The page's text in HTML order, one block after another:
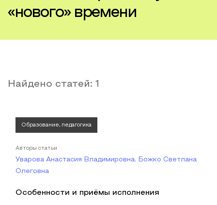
«нового» времени
Найдено статей: 1
Образование, педагогика
Авторы статьи
Уварова Анастасия Владимировна, Божко Светлана
Олеговна
Особенности и приёмы исполнения